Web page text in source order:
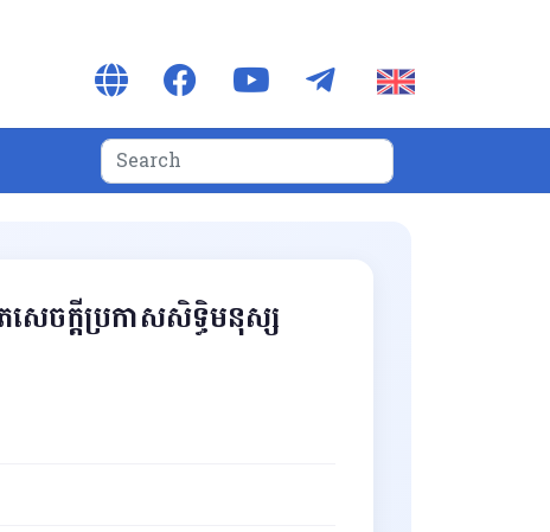
សេចក្តីប្រកាសសិទ្ធិមនុស្ស